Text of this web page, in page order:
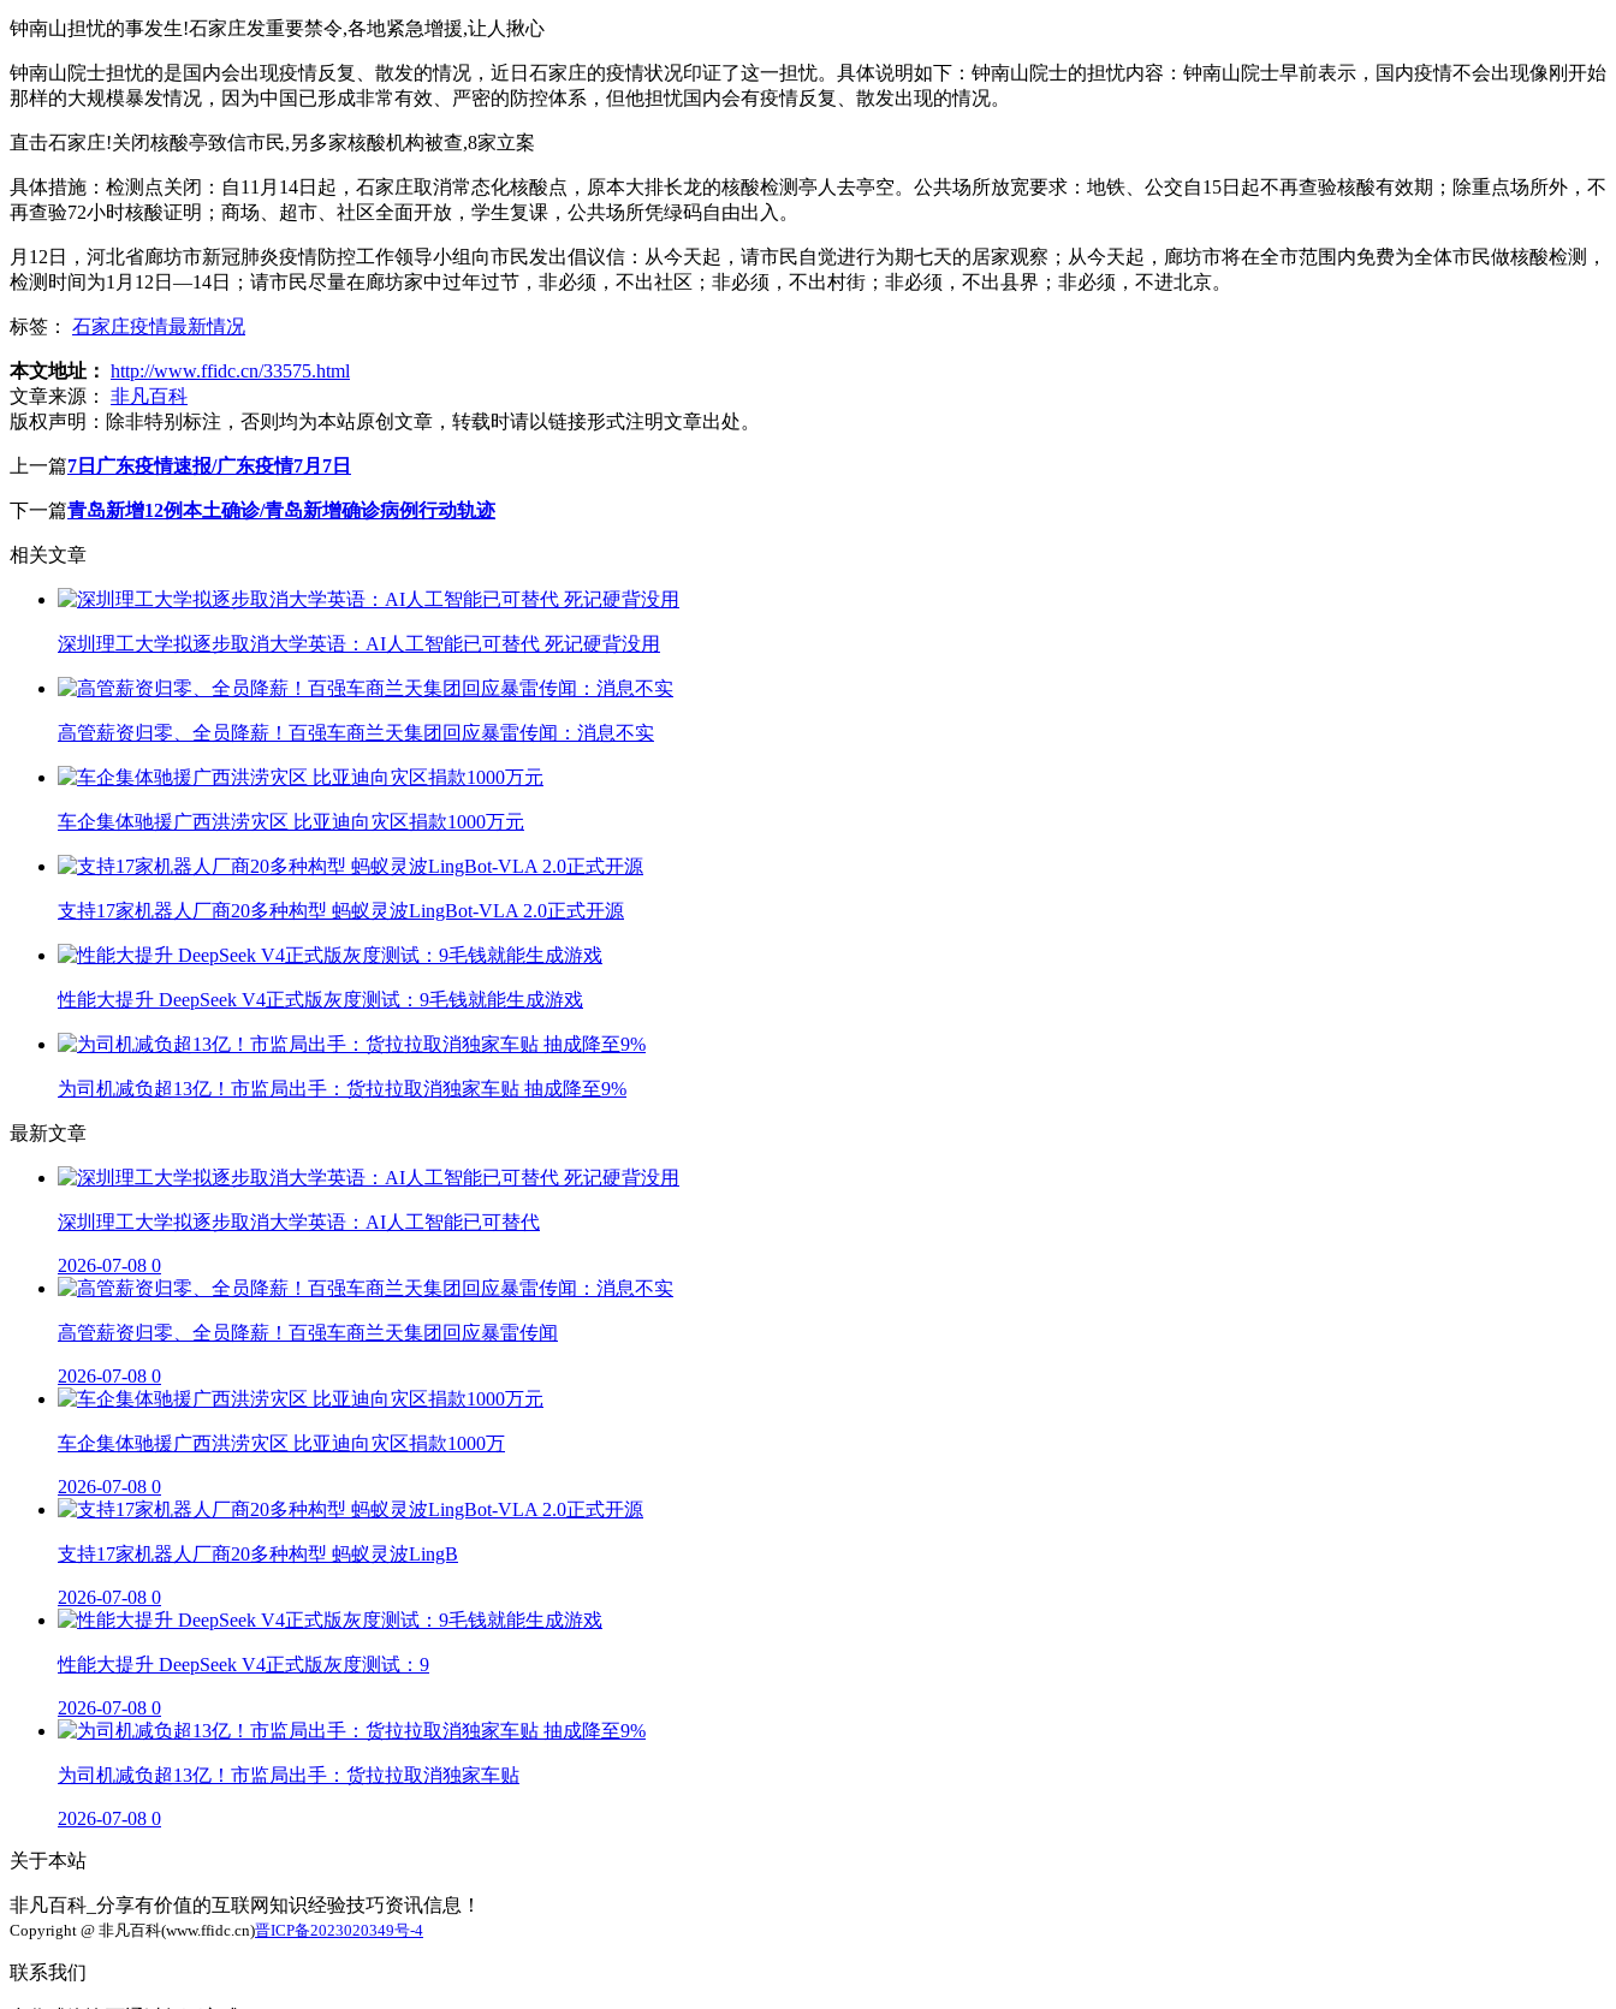
钟南山担忧的事发生!石家庄发重要禁令,各地紧急增援,让人揪心
钟南山院士担忧的是国内会出现疫情反复、散发的情况，近日石家庄的疫情状况印证了这一担忧。具体说明如下：钟南山院士的担忧内容：钟南山院士早前表示，国内疫情不会出现像刚开始
那样的大规模暴发情况，因为中国已形成非常有效、严密的防控体系，但他担忧国内会有疫情反复、散发出现的情况。
直击石家庄!关闭核酸亭致信市民,另多家核酸机构被查,8家立案
具体措施：检测点关闭：自11月14日起，石家庄取消常态化核酸点，原本大排长龙的核酸检测亭人去亭空。公共场所放宽要求：地铁、公交自15日起不再查验核酸有效期；除重点场所外，不
再查验72小时核酸证明；商场、超市、社区全面开放，学生复课，公共场所凭绿码自由出入。
月12日，河北省廊坊市新冠肺炎疫情防控工作领导小组向市民发出倡议信：从今天起，请市民自觉进行为期七天的居家观察；从今天起，廊坊市将在全市范围内免费为全体市民做核酸检测，
检测时间为1月12日—14日；请市民尽量在廊坊家中过年过节，非必须，不出社区；非必须，不出村街；非必须，不出县界；非必须，不进北京。
标签： 石家庄疫情最新情况
本文地址： http://www.ffidc.cn/33575.html
文章来源：
非凡百科
版权声明： 除非特别标注，否则均为本站原创文章，转载时请以链接形式注明文章出处。
上一篇7日广东疫情速报/广东疫情7月7日
下一篇青岛新增12例本土确诊/青岛新增确诊病例行动轨迹
相关文章
深圳理工大学拟逐步取消大学英语：AI人工智能已可替代 死记硬背没用
高管薪资归零、全员降薪！百强车商兰天集团回应暴雷传闻：消息不实
车企集体驰援广西洪涝灾区 比亚迪向灾区捐款1000万元
支持17家机器人厂商20多种构型 蚂蚁灵波LingBot-VLA 2.0正式开源
性能大提升 DeepSeek V4正式版灰度测试：9毛钱就能生成游戏
为司机减负超13亿！市监局出手：货拉拉取消独家车贴 抽成降至9%
最新文章
深圳理工大学拟逐步取消大学英语：AI人工智能已可替代
2026-07-08 0
高管薪资归零、全员降薪！百强车商兰天集团回应暴雷传闻
2026-07-08 0
车企集体驰援广西洪涝灾区 比亚迪向灾区捐款1000万
2026-07-08 0
支持17家机器人厂商20多种构型 蚂蚁灵波LingB
2026-07-08 0
性能大提升 DeepSeek V4正式版灰度测试：9
2026-07-08 0
为司机减负超13亿！市监局出手：货拉拉取消独家车贴
2026-07-08 0
关于本站
非凡百科_分享有价值的互联网知识经验技巧资讯信息！
Copyright @ 非凡百科(www.ffidc.cn)晋ICP备2023020349号-4
联系我们